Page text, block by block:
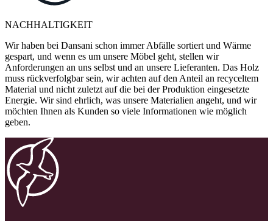
NACHHALTIGKEIT
Wir haben bei Dansani schon immer Abfälle sortiert und Wärme
gespart, und wenn es um unsere Möbel geht, stellen wir
Anforderungen an uns selbst und an unsere Lieferanten. Das Holz
muss rückverfolgbar sein, wir achten auf den Anteil an recyceltem
Material und nicht zuletzt auf die bei der Produktion eingesetzte
Energie. Wir sind ehrlich, was unsere Materialien angeht, und wir
möchten Ihnen als Kunden so viele Informationen wie möglich
geben.